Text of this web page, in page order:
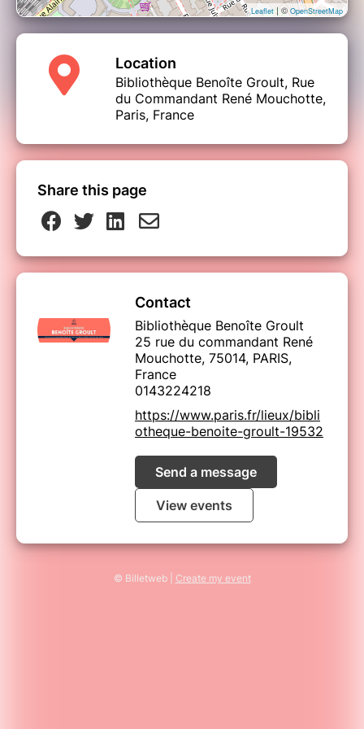
Leaflet | © OpenStreetMap
Location
Bibliothèque Benoîte Groult, Rue
du Commandant René Mouchotte,
Paris, France
Share this page
Contact
Bibliothèque Benoîte Groult
25 rue du commandant René
Mouchotte, 75014, PARIS,
France
0143224218
https://www.paris.fr/lieux/bibli
otheque-benoite-groult-19532
Send a message
View events
© Billetweb | Create my event